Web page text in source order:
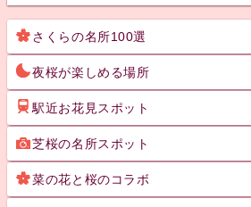
さくらの名所100選
夜桜が楽しめる場所
駅近お花見スポット
芝桜の名所スポット
菜の花と桜のコラボ